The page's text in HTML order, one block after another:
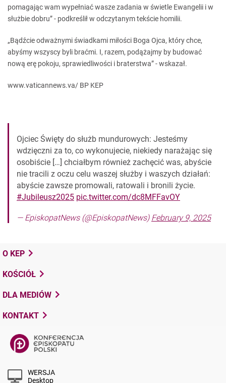
pomagając wam wypełniać wasze zadania w świetle Ewangelii i w
służbie dobru” - podkreślił w odczytanym tekście homilii.
„Bądźcie odważnymi świadkami miłości Boga Ojca, który chce,
abyśmy wszyscy byli braćmi. I, razem, podążajmy by budować
nową erę pokoju, sprawiedliwości i braterstwa” - wskazał.
www.vaticannews.va/ BP KEP
Ojciec Święty do służb mundurowych: Jesteśmy
wdzięczni za to, co wykonujecie, niekiedy narażając się
osobiście […] chciałbym również zachęcić was, abyście
nie tracili z oczu celu waszej służby i waszych działań:
abyście zawsze promowali, ratowali i bronili życie.
#Jubileusz2025 pic.twitter.com/dc8MFFavOY
— EpiskopatNews (@EpiskopatNews) February 9, 2025
O KEP
KOŚCIÓŁ
DLA MEDIÓW
KONTAKT
WERSJA
Desktop